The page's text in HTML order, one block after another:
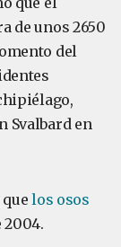
de unos 2650
del
Svalbard en
quelos osos
2004.